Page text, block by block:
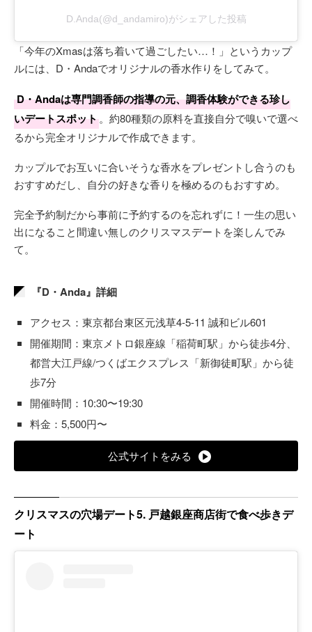
D.Anda(@d_andamiro)がシェアした投稿
「今年のXmasは落ち着いて過ごしたい…！」というカップ
ルには、D・Andaでオリジナルの香水作りをしてみて。
D・Andaは​専門調香師の指導の元、調香体験ができる珍し
いデートスポット。約80種類の原料を直接自分で嗅いで選べ
るから完全オリジナルで作成できます。
カップルでお互いに合いそうな香水をプレゼントし合うのも
おすすめだし、自分の好きな香りを極めるのもおすすめ。
完全予約制だから事前に予約するのを忘れずに！一生の思い
出になること間違い無しのクリスマスデートを楽しんでみ
て。
『D・Anda』詳細
アクセス：​東京都台東区元浅草4-5-11 誠和ビル601
開催期間：東京メトロ銀座線「稲荷町駅」から徒歩4分、
都営大江戸線/つくばエクスプレス「新御徒町駅」から徒
歩7分
開催時間：10:30〜19:30
料金：5,500円〜
公式サイトをみる
クリスマスの穴場デート5. 戸越銀座商店街で食べ歩きデ
ート